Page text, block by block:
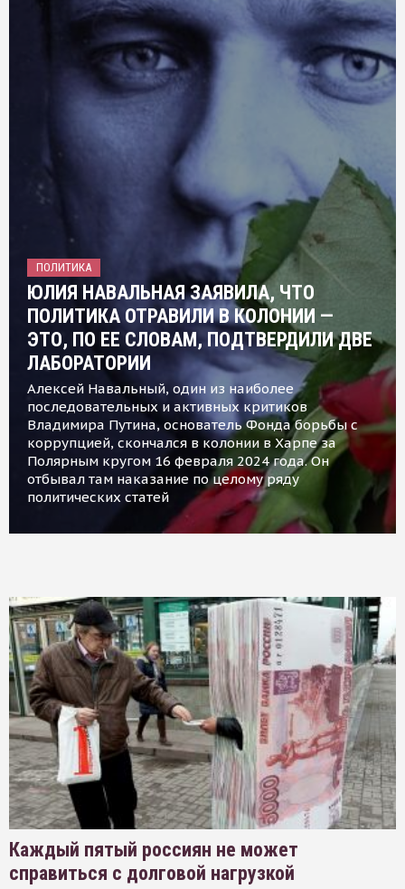
ПОЛИТИКА
ЮЛИЯ НАВАЛЬНАЯ ЗАЯВИЛА, ЧТО
ПОЛИТИКА ОТРАВИЛИ В КОЛОНИИ —
ЭТО, ПО ЕЕ СЛОВАМ, ПОДТВЕРДИЛИ ДВЕ
ЛАБОРАТОРИИ
Алексей Навальный, один из наиболее
последовательных и активных критиков
Владимира Путина, основатель Фонда борьбы с
коррупцией, скончался в колонии в Харпе за
Полярным кругом 16 февраля 2024 года. Он
отбывал там наказание по целому ряду
политических статей
Каждый пятый россиян не может
справиться с долговой нагрузкой